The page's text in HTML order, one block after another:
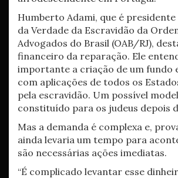
Humberto Adami, que é presidente
da Verdade da Escravidão da
Advogados do Brasil (OAB/RJ),
financeiro da reparação. Ele
importante a criação de um fundo
com aplicações de todos os
pela escravidão. Um possível
constituído para os judeus depois
Mas a demanda é complexa e,
ainda levaria um tempo para
são necessárias ações imediatas.
“É complicado levantar esse